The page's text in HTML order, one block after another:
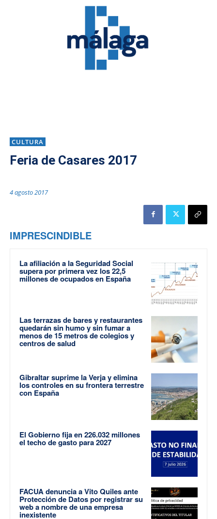
CULTURA
Feria de Casares 2017
4 agosto 2017
IMPRESCINDIBLE
La afiliación a la Seguridad Social
supera por primera vez los 22,5
millones de ocupados en España
Las terrazas de bares y restaurantes
quedarán sin humo y sin fumar a
menos de 15 metros de colegios y
centros de salud
Gibraltar suprime la Verja y elimina
los controles en su frontera terrestre
con España
El Gobierno fija en 226.032 millones
el techo de gasto para 2027
FACUA denuncia a Vito Quiles ante
Protección de Datos por registrar su
web a nombre de una empresa
inexistente